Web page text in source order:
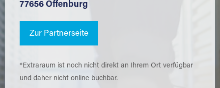
77656 Offenburg
Zur Partnerseite
*Extraraum ist noch nicht direkt an Ihrem Ort verfügbar
und daher nicht online buchbar.